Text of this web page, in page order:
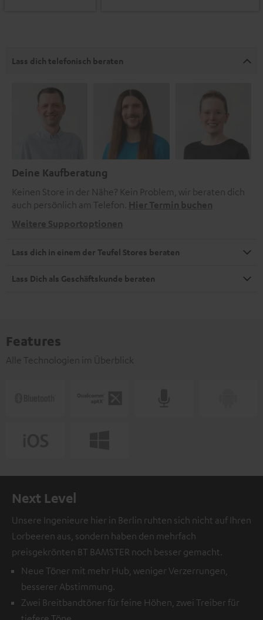
Lass dich telefonisch beraten
Deine Kaufberatung
Keinen Store in der Nähe? Kein Problem, wir beraten dich
auch persönlich am Telefon. Hier Termin buchen
Weitere Supportoptionen
Lass dich in einem der Teufel Stores beraten
Lass Dich als Geschäftskunde beraten
Features
Alle Technologien im Überblick
Next Level
Unsere Ingenieure hier in Berlin ruhten sich nicht auf Ihren
Lorbeeren aus, sondern haben den mehrfach
preisgekrönten BT BAMSTER noch besser gemacht.
Neue Töner mit mehr Hub, weniger Verzerrungen,
besserer Abstimmung.
Zwei Breitbandtöner für feine Höhen, zwei Treiber für